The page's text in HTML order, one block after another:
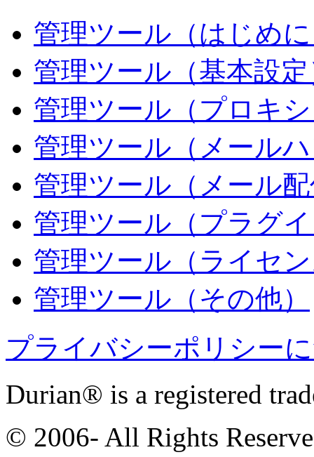
管理ツール（はじめ
管理ツール（基本設
管理ツール（プロキ
管理ツール（メール
管理ツール（メール
管理ツール（プラグ
管理ツール（ライセ
管理ツール（その他）
プライバシーポリシー
Durian® is a registered
© 2006- All Rights